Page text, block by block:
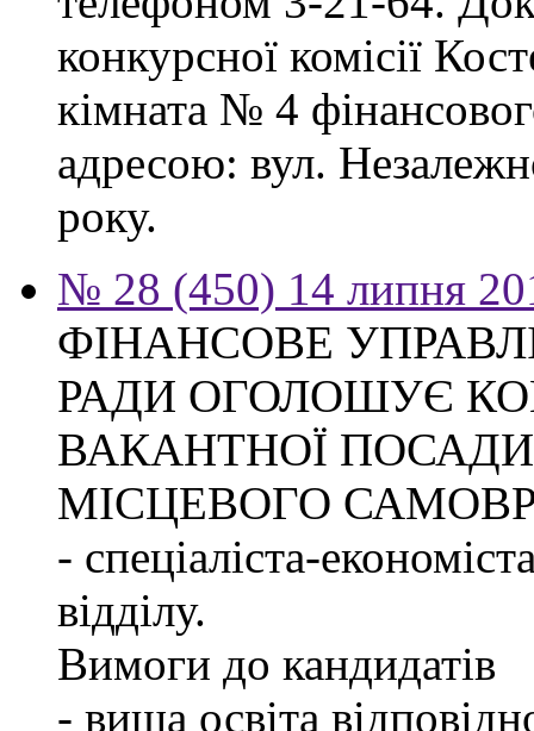
конкурсної комісії
кімната № 4
адресою: вул.
року.
№ 28 (450) 14 липня
ФІНАНСОВЕ
РАДИ ОГОЛОШУЄ
ВАКАНТНОЇ
МІСЦЕВОГО
- спеціаліста-
відділу.
Вимоги до кандидатів
- вища освіта